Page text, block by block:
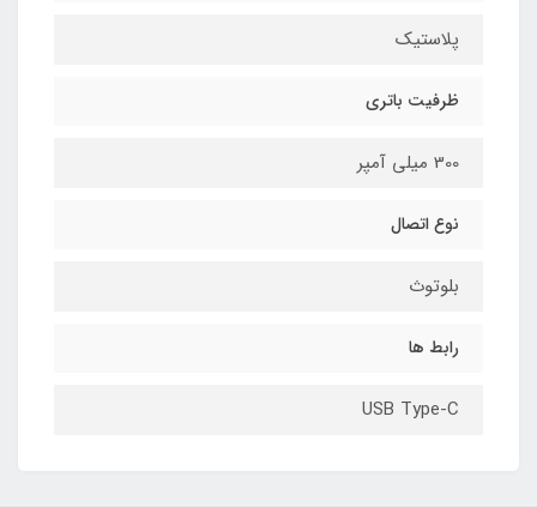
پلاستیک
ظرفیت باتری
300 میلی آمپر
نوع اتصال
بلوتوث
رابط ها
USB Type-C